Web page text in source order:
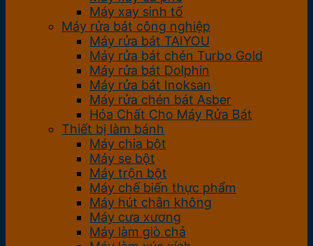
Máy xay sinh tố
Máy rửa bát công nghiệp
Máy rửa bát TAIYOU
Máy rửa bát chén Turbo Gold
Máy rửa bát Dolphin
Máy rửa bát Inoksan
Máy rửa chén bát Asber
Hóa Chất Cho Máy Rửa Bát
Thiết bị làm bánh
Máy chia bột
Máy se bột
Máy trộn bột
Máy chế biến thực phẩm
Máy hút chân không
Máy cưa xương
Máy làm giò chả